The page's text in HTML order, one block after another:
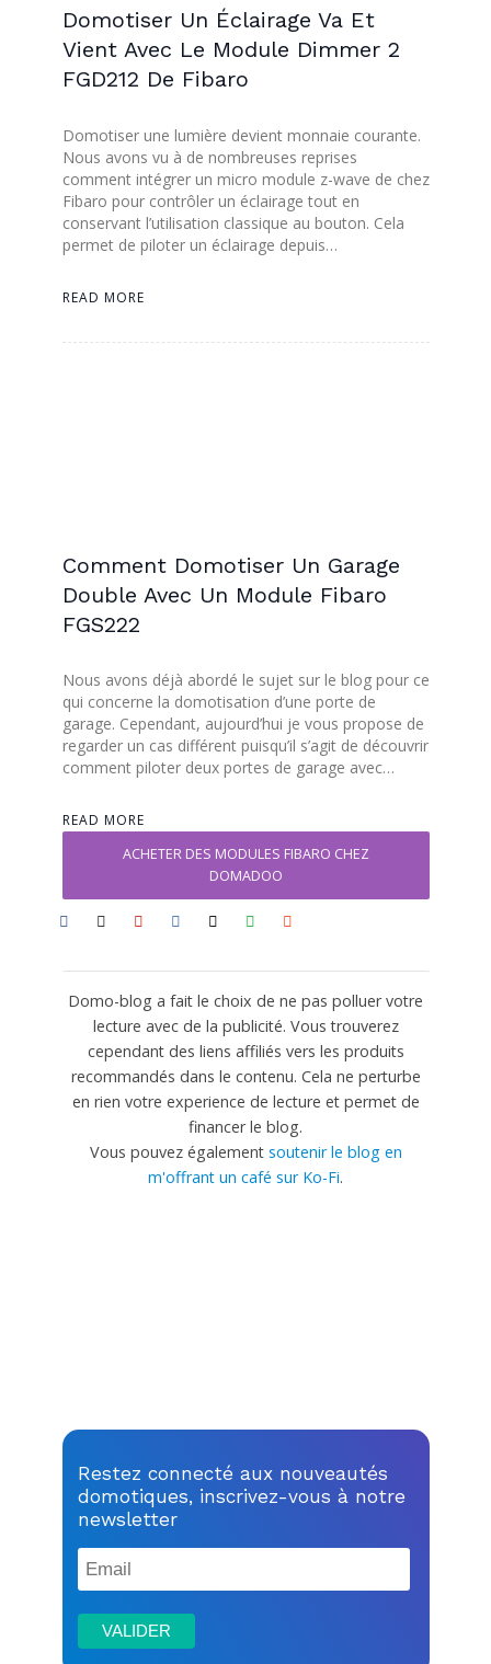
Domotiser Un Éclairage Va Et
Vient Avec Le Module Dimmer 2
FGD212 De Fibaro
Domotiser une lumière devient monnaie courante.
Nous avons vu à de nombreuses reprises
comment intégrer un micro module z-wave de chez
Fibaro pour contrôler un éclairage tout en
conservant l’utilisation classique au bouton. Cela
permet de piloter un éclairage depuis…
READ MORE
Comment Domotiser Un Garage
Double Avec Un Module Fibaro
FGS222
Nous avons déjà abordé le sujet sur le blog pour ce
qui concerne la domotisation d’une porte de
garage. Cependant, aujourd’hui je vous propose de
regarder un cas différent puisqu’il s’agit de découvrir
comment piloter deux portes de garage avec…
READ MORE
ACHETER DES MODULES FIBARO CHEZ
DOMADOO
Domo-blog a fait le choix de ne pas polluer votre
lecture avec de la publicité. Vous trouverez
cependant des liens affiliés vers les produits
recommandés dans le contenu. Cela ne perturbe
en rien votre experience de lecture et permet de
financer le blog.
Vous pouvez également soutenir le blog en
m'offrant un café sur Ko-Fi.
Restez connecté aux nouveautés
domotiques, inscrivez-vous à notre
newsletter